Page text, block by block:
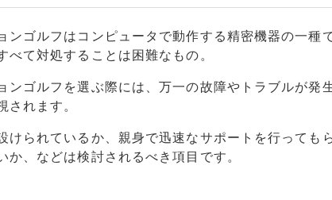
ンゴルフはコンピュータで動作する精密機器の一種
べて対処することは困難なもの。
ンゴルフを選ぶ際には、万一の故障やトラブルが発
されます。
けられているか、親身で迅速なサポートを行っても
か、などは検討されるべき項目です。